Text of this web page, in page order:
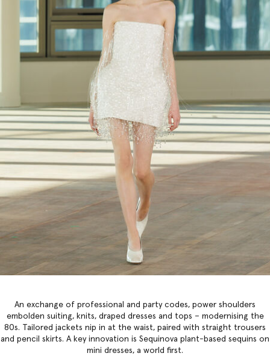
An exchange of professional and party codes, power shoulders
embolden suiting, knits, draped dresses and tops – modernising the
80s. Tailored jackets nip in at the waist, paired with straight trousers
and pencil skirts. A key innovation is Sequinova plant-based sequins on
mini dresses, a world first.